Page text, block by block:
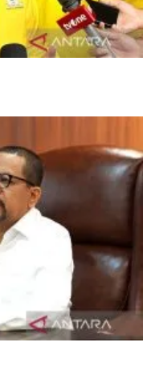
Idul Fitri di Jakarta
meski tingkat